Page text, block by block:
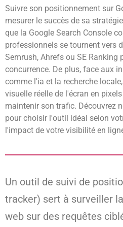
Suivre son positionnement sur
mesurer le succès de sa
que la Google Search Console
professionnels se tournent vers
Semrush, Ahrefs ou SE Ranking
concurrence. De plus, face aux
comme l'ia et la recherche
visuelle réelle de l'écran en
maintenir son trafic. Découvrez
pour choisir l'outil idéal selon
l'impact de votre visibilité en
Un outil de suivi de
tracker) sert à surveiller
web sur des requêtes